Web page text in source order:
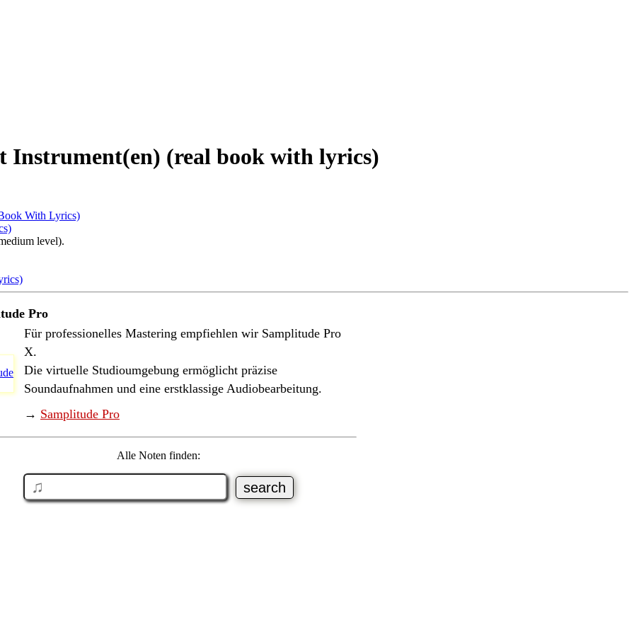
Instrument(en) (real book with lyrics)
With Lyrics)
level).
Pro
Für professionelles Mastering empfiehlen wir Samplitude Pro
X.
Die virtuelle Studioumgebung ermöglicht präzise
Soundaufnahmen und eine erstklassige Audiobearbeitung.
→ Samplitude Pro
Alle Noten finden: